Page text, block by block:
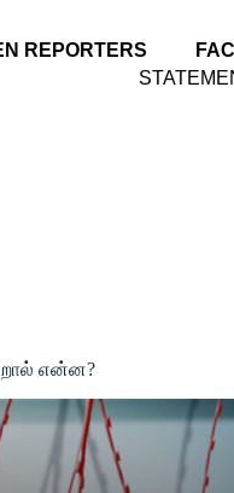
REPORTERS
என்ன?